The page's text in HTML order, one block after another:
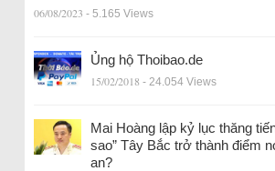
06/08/2023 - 5.165 Views
Ủng hộ Thoibao.de
15/02/2018 - 24.054 Views
Mai Hoàng lập kỷ lục thăng
sao” Tây Bắc trở thành điểm
an?